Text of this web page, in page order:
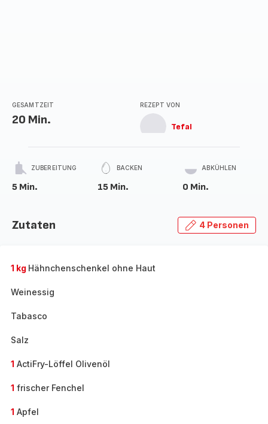
GESAMTZEIT
20 Min.
REZEPT VON
Tefal
ZUBEREITUNG
5 Min.
BACKEN
15 Min.
ABKÜHLEN
0 Min.
Zutaten 4 Personen
1 kg Hähnchenschenkel ohne Haut
Weinessig
Tabasco
Salz
1 ActiFry-Löffel Olivenöl
1 frischer Fenchel
1 Apfel